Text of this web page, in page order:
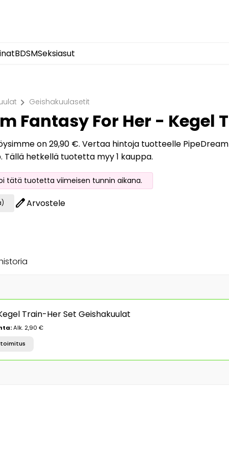
BDSMSeksiasut
chevron_right Geishakuulasetit
Fantasy For Her - Kegel
on 29,90 €. Vertaa hintoja tuotteelle
Tällä hetkellä tuotetta myy 1 kauppa.
tätä tuotetta viimeisen tunnin aikana.
editArvostele
Train-Her Set Geishakuulat
Alk. 2,90 €